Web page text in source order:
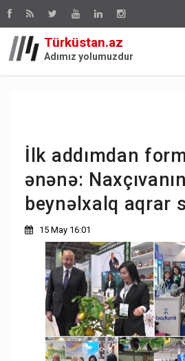
Türküstan.az
Adımız yolumuzdur
İlk addımdan
ənənə: Naxçıvanın
beynəlxalq aqrar
15 May 16:01